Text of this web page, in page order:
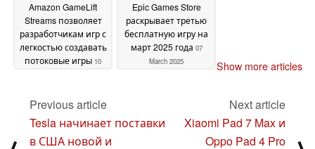
Amazon GameLift
Streams позволяет
разработчикам игр с
легкостью создавать
потоковые игры 10
Epic Games Store
раскрывает третью
бесплатную игру на
март 2025 года 07
March 2025
Show more articles
Previous article
Tesla начинает поставки
в США новой и
Next article
Xiaomi Pad 7 Max и
Oppo Pad 4 Pro